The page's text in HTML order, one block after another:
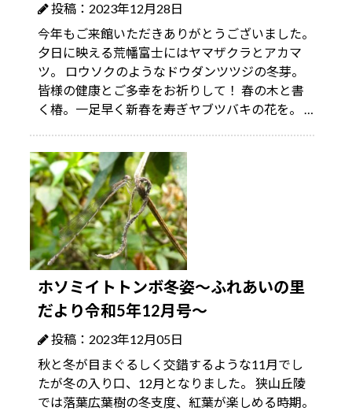
投稿：2023年12月28日
今年もご来館いただきありがとうございました。
夕日に映える荒幡富士にはヤマザクラとアカマ
ツ。 ロウソクのようなドウダンツツジの冬芽。
皆様の健康とご多幸をお祈りして！ 春の木と書
く椿。一足早く新春を寿ぎヤブツバキの花を。 …
ホソミイトトンボ冬姿～ふれあいの里
だより令和5年12月号～
投稿：2023年12月05日
秋と冬が目まぐるしく交錯するような11月でし
たが冬の入り口、12月となりました。 狭山丘陵
では落葉広葉樹の冬支度、紅葉が楽しめる時期。